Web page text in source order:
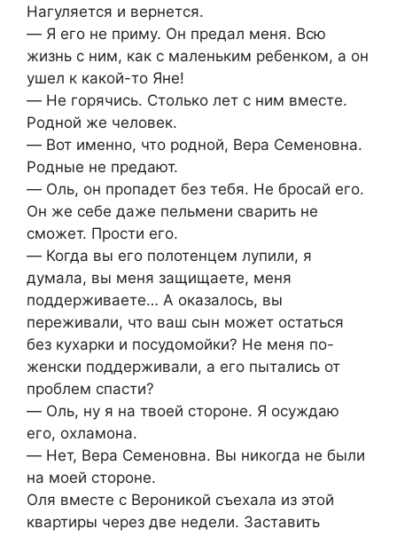
Нагуляется и вернется.
― Я его не приму. Он предал меня. Всю
жизнь с ним, как с маленьким ребенком, а он
ушел к какой-то Яне!
― Не горячись. Столько лет с ним вместе.
Родной же человек.
― Вот именно, что родной, Вера Семеновна.
Родные не предают.
― Оль, он пропадет без тебя. Не бросай его.
Он же себе даже пельмени сварить не
сможет. Прости его.
― Когда вы его полотенцем лупили, я
думала, вы меня защищаете, меня
поддерживаете… А оказалось, вы
переживали, что ваш сын может остаться
без кухарки и посудомойки? Не меня по-
женски поддерживали, а его пытались от
проблем спасти?
― Оль, ну я на твоей стороне. Я осуждаю
его, охламона.
― Нет, Вера Семеновна. Вы никогда не были
на моей стороне.
Оля вместе с Вероникой съехала из этой
квартиры через две недели. Заставить